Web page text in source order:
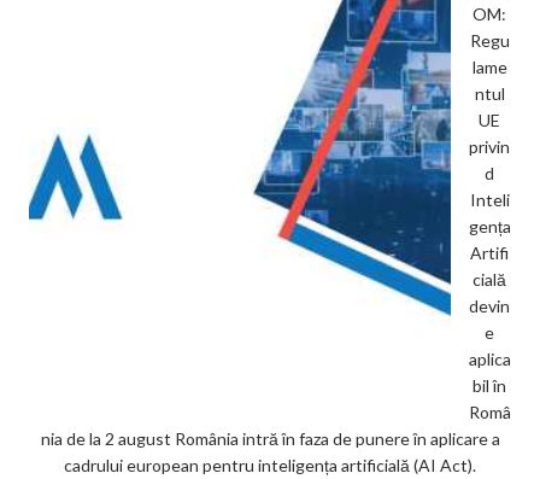
OM:
Regu
lame
ntul
UE
privin
d
Inteli
gența
Artifi
cială
devin
e
aplica
bil în
Româ
nia de la 2 august România intră în faza de punere în aplicare a
cadrului european pentru inteligența artificială (AI Act).